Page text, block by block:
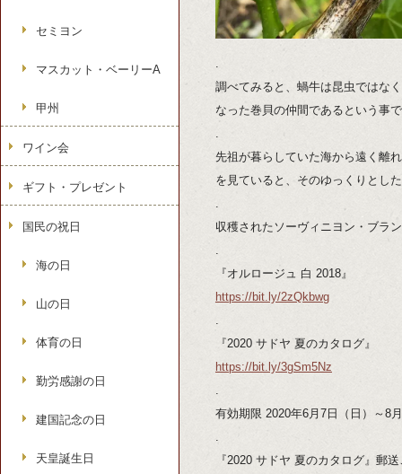
.
調べてみると、蝸牛は昆虫ではな
なった巻貝の仲間であるという事
.
先祖が暮らしていた海から遠く離
を見ていると、そのゆっくりとし
.
収穫されたソーヴィニヨン・ブラ
.
『オルロージュ 白 2018』
https://bit.ly/2zQkbwg
.
『2020 サドヤ 夏のカタログ』
https://bit.ly/3gSm5Nz
.
有効期限 2020年6月7日（日）～8
.
『2020 サドヤ 夏のカタログ』郵
セミヨン
マスカット・ベーリーA
甲州
ワイン会
ギフト・プレゼント
国民の祝日
海の日
山の日
体育の日
勤労感謝の日
建国記念の日
天皇誕生日